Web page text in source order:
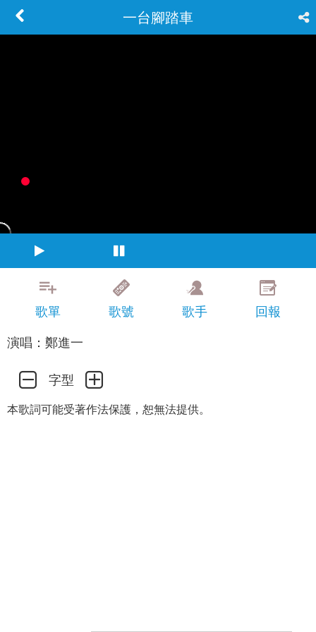
一台腳踏車
歌單 歌號 歌手
回報
演唱：鄭進一
字型
本歌詞可能受著作法保護，恕無法提供。